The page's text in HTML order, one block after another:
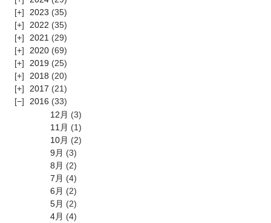
2023 (35)
2022 (35)
2021 (29)
2020 (69)
2019 (25)
2018 (20)
2017 (21)
2016 (33)
12月 (3)
11月 (1)
10月 (2)
9月 (3)
8月 (2)
7月 (4)
6月 (2)
5月 (2)
4月 (4)